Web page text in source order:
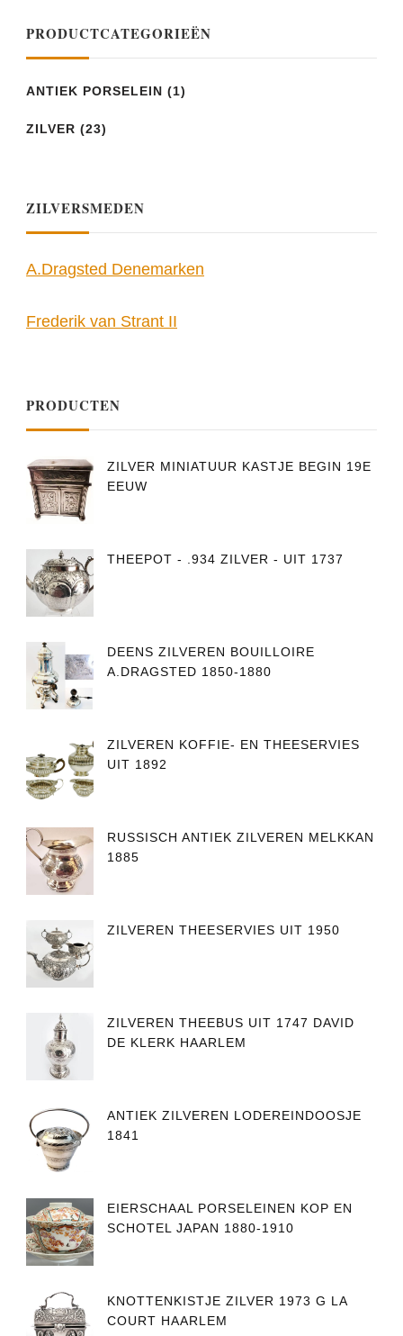
PRODUCTCATEGORIEËN
ANTIEK PORSELEIN (1)
ZILVER (23)
ZILVERSMEDEN
A.Dragsted Denemarken
Frederik van Strant II
PRODUCTEN
ZILVER MINIATUUR KASTJE BEGIN 19E
EEUW
THEEPOT - .934 ZILVER - UIT 1737
DEENS ZILVEREN BOUILLOIRE
A.DRAGSTED 1850-1880
ZILVEREN KOFFIE- EN THEESERVIES
UIT 1892
RUSSISCH ANTIEK ZILVEREN MELKKAN
1885
ZILVEREN THEESERVIES UIT 1950
ZILVEREN THEEBUS UIT 1747 DAVID
DE KLERK HAARLEM
ANTIEK ZILVEREN LODEREINDOOSJE
1841
EIERSCHAAL PORSELEINEN KOP EN
SCHOTEL JAPAN 1880-1910
KNOTTENKISTJE ZILVER 1973 G LA
COURT HAARLEM